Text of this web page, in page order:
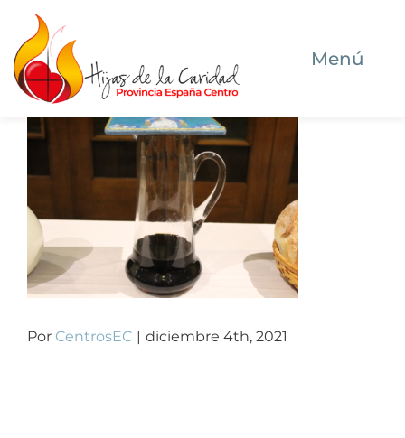
Saltar
contenido
Menú
Inicio
Quiénes somos
Dónde estamos
Qué hacemos
Por CentrosEC | diciembre 4th, 2021